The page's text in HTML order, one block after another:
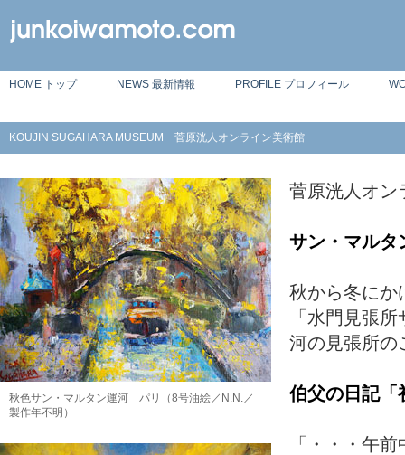
HOME トップ NEWS 最新情報 PROFILE プロフィール
KOUJIN SUGAHARA MUSEUM 菅原洸人オンライン美術館
秋色サン・マルタン運河 パリ（8号油絵／N.N.／
製作年不明）
菅原洸人オン
サン・マルタ
秋から冬にか
「水門見張
河の見張所の
伯父の日記「
「・・・午